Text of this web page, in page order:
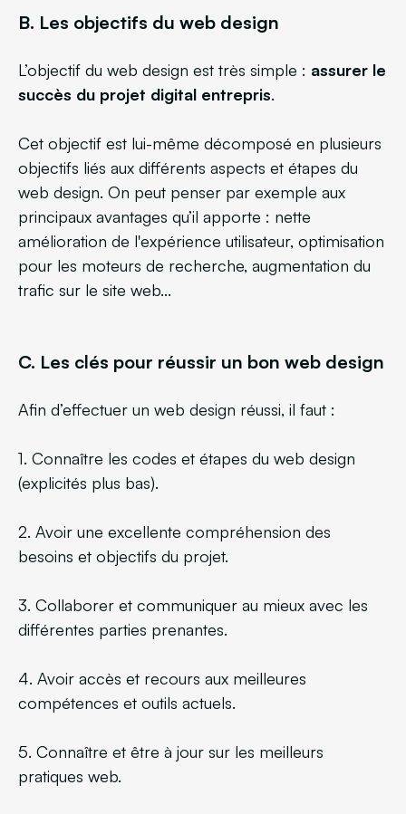
B. Les objectifs du web design
L’objectif du web design est très simple : assurer le
succès du projet digital entrepris.
Cet objectif est lui-même décomposé en plusieurs
objectifs liés aux différents aspects et étapes du
web design. On peut penser par exemple aux
principaux avantages qu’il apporte : nette
amélioration de l'expérience utilisateur, optimisation
pour les moteurs de recherche, augmentation du
trafic sur le site web...
C. Les clés pour réussir un bon web design
Afin d’effectuer un web design réussi, il faut :
1. Connaître les codes et étapes du web design
(explicités plus bas).
2. Avoir une excellente compréhension des
besoins et objectifs du projet.
3. Collaborer et communiquer au mieux avec les
différentes parties prenantes.
4. Avoir accès et recours aux meilleures
compétences et outils actuels.
5. Connaître et être à jour sur les meilleurs
pratiques web.